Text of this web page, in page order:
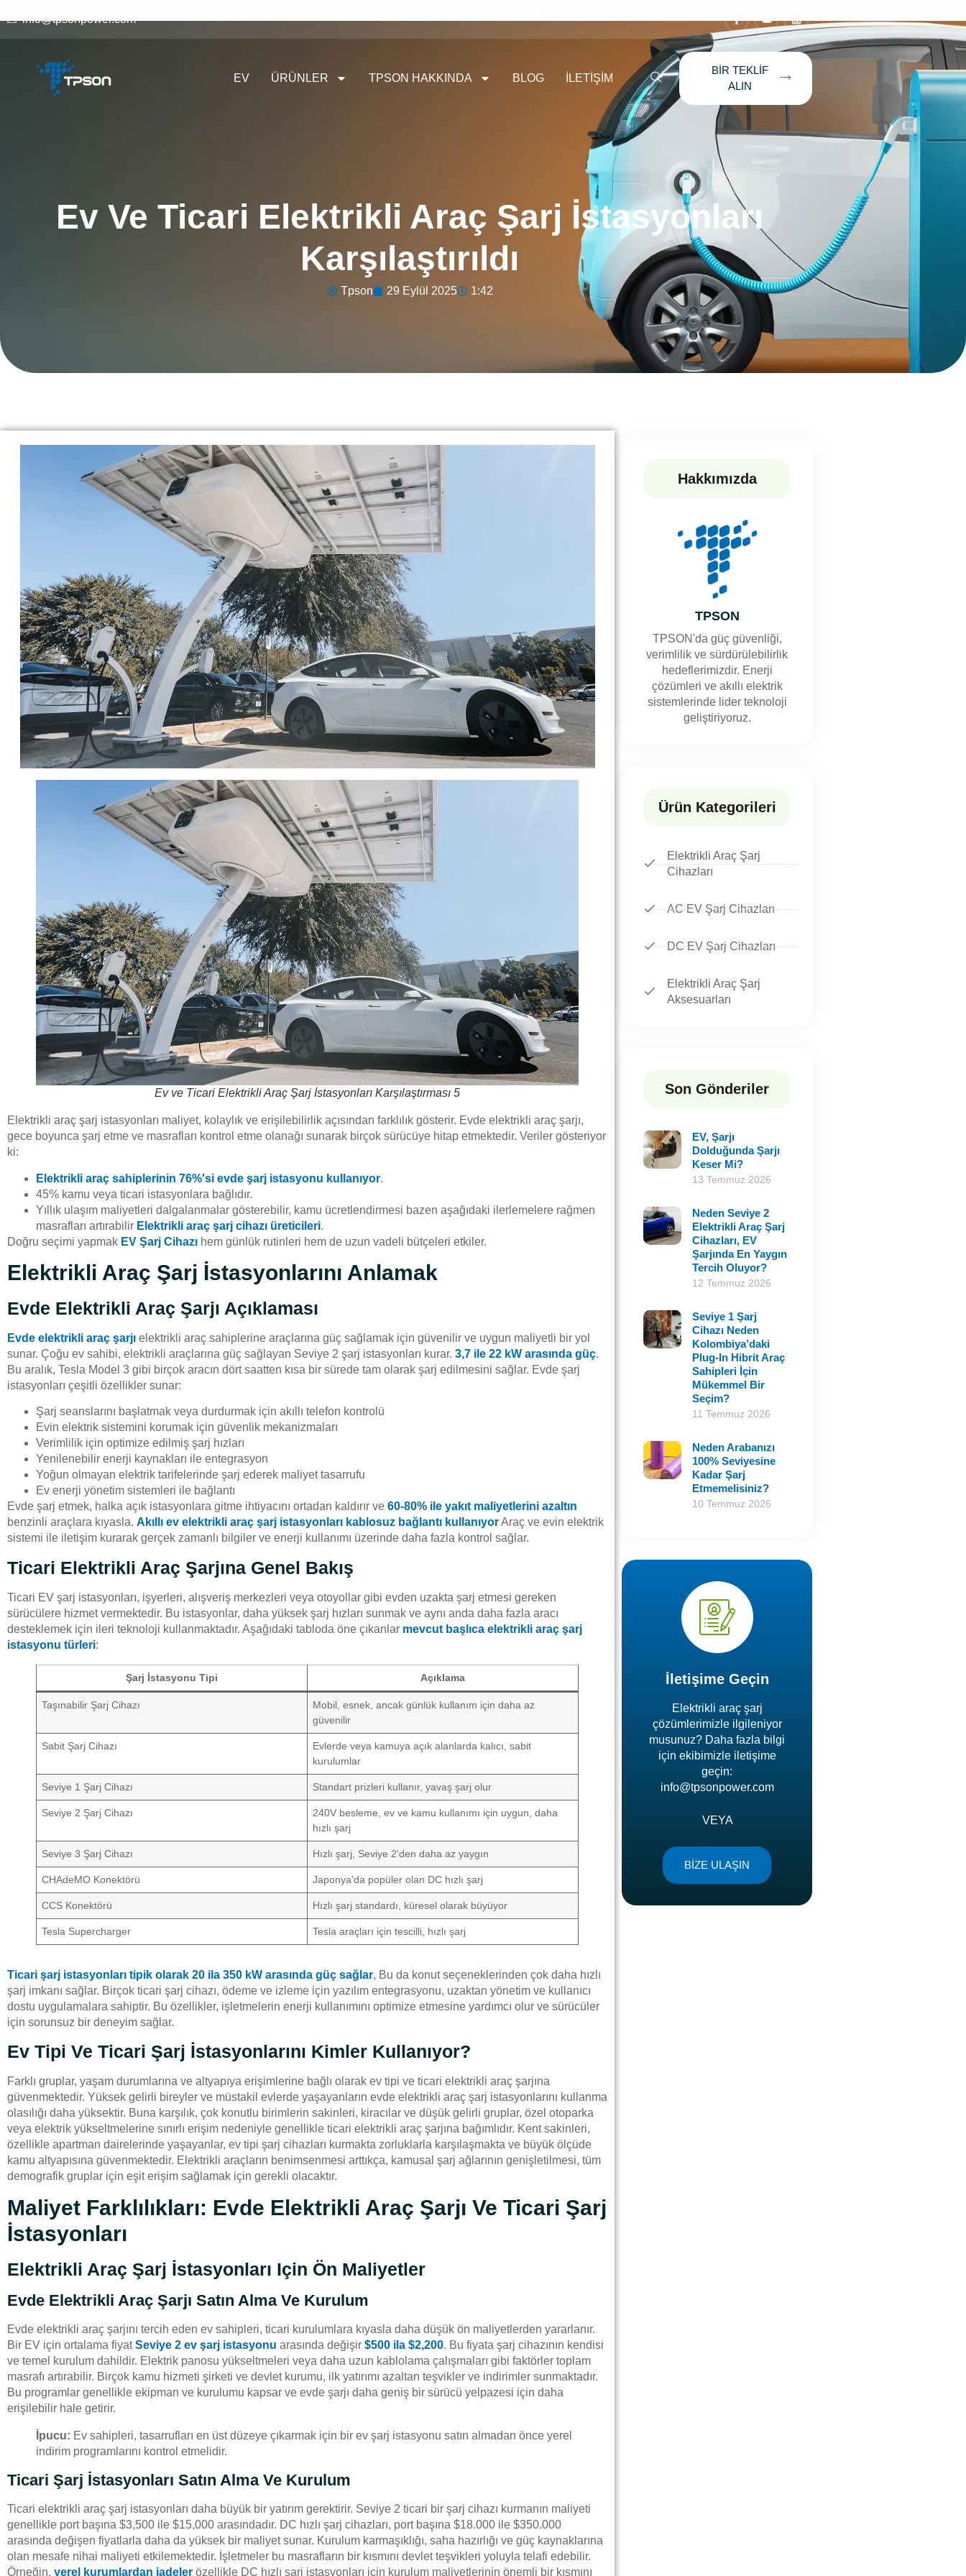
info@tpsonpower.com
EV ÜRÜNLER TPSON HAKKINDA BLOG İLETIŞIM
BIR TEKLIF
ALIN
Ev Ve Ticari Elektrikli Araç Şarj İstasyonları
Karşılaştırıldı
Tpson 29 Eylül 2025 1:42
Ev ve Ticari Elektrikli Araç Şarj İstasyonları Karşılaştırması 5
Elektrikli araç şarj istasyonları maliyet, kolaylık ve erişilebilirlik açısından farklılık gösterir. Evde elektrikli araç şarjı,
gece boyunca şarj etme ve masrafları kontrol etme olanağı sunarak birçok sürücüye hitap etmektedir. Veriler gösteriyor
ki:
Elektrikli araç sahiplerinin 76%'si evde şarj istasyonu kullanıyor.
45% kamu veya ticari istasyonlara bağlıdır.
Yıllık ulaşım maliyetleri dalgalanmalar gösterebilir, kamu ücretlendirmesi bazen aşağıdaki ilerlemelere rağmen
masrafları artırabilir Elektrikli araç şarj cihazı üreticileri.
Doğru seçimi yapmak EV Şarj Cihazı hem günlük rutinleri hem de uzun vadeli bütçeleri etkiler.
Elektrikli Araç Şarj İstasyonlarını Anlamak
Evde Elektrikli Araç Şarjı Açıklaması
Evde elektrikli araç şarjı elektrikli araç sahiplerine araçlarına güç sağlamak için güvenilir ve uygun maliyetli bir yol
sunar. Çoğu ev sahibi, elektrikli araçlarına güç sağlayan Seviye 2 şarj istasyonları kurar. 3,7 ile 22 kW arasında güç.
Bu aralık, Tesla Model 3 gibi birçok aracın dört saatten kısa bir sürede tam olarak şarj edilmesini sağlar. Evde şarj
istasyonları çeşitli özellikler sunar:
Şarj seanslarını başlatmak veya durdurmak için akıllı telefon kontrolü
Evin elektrik sistemini korumak için güvenlik mekanizmaları
Verimlilik için optimize edilmiş şarj hızları
Yenilenebilir enerji kaynakları ile entegrasyon
Yoğun olmayan elektrik tarifelerinde şarj ederek maliyet tasarrufu
Ev enerji yönetim sistemleri ile bağlantı
Evde şarj etmek, halka açık istasyonlara gitme ihtiyacını ortadan kaldırır ve 60-80% ile yakıt maliyetlerini azaltın
benzinli araçlara kıyasla. Akıllı ev elektrikli araç şarj istasyonları kablosuz bağlantı kullanıyorAraç ve evin elektrik
sistemi ile iletişim kurarak gerçek zamanlı bilgiler ve enerji kullanımı üzerinde daha fazla kontrol sağlar.
Ticari Elektrikli Araç Şarjına Genel Bakış
Ticari EV şarj istasyonları, işyerleri, alışveriş merkezleri veya otoyollar gibi evden uzakta şarj etmesi gereken
sürücülere hizmet vermektedir. Bu istasyonlar, daha yüksek şarj hızları sunmak ve aynı anda daha fazla aracı
desteklemek için ileri teknoloji kullanmaktadır. Aşağıdaki tabloda öne çıkanlar mevcut başlıca elektrikli araç şarj
istasyonu türleri:
Şarj İstasyonu Tipi Açıklama
Taşınabilir Şarj Cihazı
Mobil, esnek, ancak günlük kullanım için daha az
güvenilir
Sabit Şarj Cihazı
Evlerde veya kamuya açık alanlarda kalıcı, sabit
kurulumlar
Seviye 1 Şarj Cihazı Standart prizleri kullanır, yavaş şarj olur
Seviye 2 Şarj Cihazı
240V besleme, ev ve kamu kullanımı için uygun, daha
hızlı şarj
Seviye 3 Şarj Cihazı Hızlı şarj, Seviye 2'den daha az yaygın
CHAdeMO Konektörü Japonya'da popüler olan DC hızlı şarj
CCS Konektörü Hızlı şarj standardı, küresel olarak büyüyor
Tesla Supercharger Tesla araçları için tescilli, hızlı şarj
Ticari şarj istasyonları tipik olarak 20 ila 350 kW arasında güç sağlar, Bu da konut seçeneklerinden çok daha hızlı
şarj imkanı sağlar. Birçok ticari şarj cihazı, ödeme ve izleme için yazılım entegrasyonu, uzaktan yönetim ve kullanıcı
dostu uygulamalara sahiptir. Bu özellikler, işletmelerin enerji kullanımını optimize etmesine yardımcı olur ve sürücüler
için sorunsuz bir deneyim sağlar.
Ev Tipi Ve Ticari Şarj İstasyonlarını Kimler Kullanıyor?
Farklı gruplar, yaşam durumlarına ve altyapıya erişimlerine bağlı olarak ev tipi ve ticari elektrikli araç şarjına
güvenmektedir. Yüksek gelirli bireyler ve müstakil evlerde yaşayanların evde elektrikli araç şarj istasyonlarını kullanma
olasılığı daha yüksektir. Buna karşılık, çok konutlu birimlerin sakinleri, kiracılar ve düşük gelirli gruplar, özel otoparka
veya elektrik yükseltmelerine sınırlı erişim nedeniyle genellikle ticari elektrikli araç şarjına bağımlıdır. Kent sakinleri,
özellikle apartman dairelerinde yaşayanlar, ev tipi şarj cihazları kurmakta zorluklarla karşılaşmakta ve büyük ölçüde
kamu altyapısına güvenmektedir. Elektrikli araçların benimsenmesi arttıkça, kamusal şarj ağlarının genişletilmesi, tüm
demografik gruplar için eşit erişim sağlamak için gerekli olacaktır.
Maliyet Farklılıkları: Evde Elektrikli Araç Şarjı Ve Ticari Şarj
İstasyonları
Elektrikli Araç Şarj İstasyonları Için Ön Maliyetler
Evde Elektrikli Araç Şarjı Satın Alma Ve Kurulum
Evde elektrikli araç şarjını tercih eden ev sahipleri, ticari kurulumlara kıyasla daha düşük ön maliyetlerden yararlanır.
Bir EV için ortalama fiyatSeviye 2 ev şarj istasyonu arasında değişir $500 ila $2,200. Bu fiyata şarj cihazının kendisi
ve temel kurulum dahildir. Elektrik panosu yükseltmeleri veya daha uzun kablolama çalışmaları gibi faktörler toplam
masrafı artırabilir. Birçok kamu hizmeti şirketi ve devlet kurumu, ilk yatırımı azaltan teşvikler ve indirimler sunmaktadır.
Bu programlar genellikle ekipman ve kurulumu kapsar ve evde şarjı daha geniş bir sürücü yelpazesi için daha
erişilebilir hale getirir.
İpucu: Ev sahipleri, tasarrufları en üst düzeye çıkarmak için bir ev şarj istasyonu satın almadan önce yerel
indirim programlarını kontrol etmelidir.
Ticari Şarj İstasyonları Satın Alma Ve Kurulum
Ticari elektrikli araç şarj istasyonları daha büyük bir yatırım gerektirir. Seviye 2 ticari bir şarj cihazı kurmanın maliyeti
genellikle port başına $3,500 ile $15,000 arasındadır. DC hızlı şarj cihazları, port başına $18.000 ile $350.000
arasında değişen fiyatlarla daha da yüksek bir maliyet sunar. Kurulum karmaşıklığı, saha hazırlığı ve güç kaynaklarına
olan mesafe nihai maliyeti etkilemektedir. İşletmeler bu masrafların bir kısmını devlet teşvikleri yoluyla telafi edebilir.
Örneğin, yerel kurumlardan iadeler özellikle DC hızlı şarj istasyonları için kurulum maliyetlerinin önemli bir kısmını
Hakkımızda
TPSON
TPSON'da güç güvenliği,
verimlilik ve sürdürülebilirlik
hedeflerimizdir. Enerji
çözümleri ve akıllı elektrik
sistemlerinde lider teknoloji
geliştiriyoruz.
Ürün Kategorileri
Elektrikli Araç Şarj
Cihazları
AC EV Şarj Cihazları
DC EV Şarj Cihazları
Elektrikli Araç Şarj
Aksesuarları
Son Gönderiler
EV, Şarjı
Dolduğunda Şarjı
Keser Mi?
13 Temmuz 2026
Neden Seviye 2
Elektrikli Araç Şarj
Cihazları, EV
Şarjında En Yaygın
Tercih Oluyor?
12 Temmuz 2026
Seviye 1 Şarj
Cihazı Neden
Kolombiya’daki
Plug-In Hibrit Araç
Sahipleri İçin
Mükemmel Bir
Seçim?
11 Temmuz 2026
Neden Arabanızı
100% Seviyesine
Kadar Şarj
Etmemelisiniz?
10 Temmuz 2026
İletişime Geçin
Elektrikli araç şarj
çözümlerimizle ilgileniyor
musunuz? Daha fazla bilgi
için ekibimizle iletişime
geçin:
info@tpsonpower.com
VEYA
BİZE ULAŞIN